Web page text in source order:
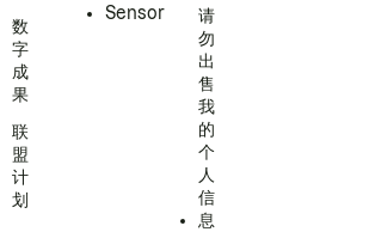
数
字
成
果
联
盟
计
划
Sensor
请
勿
出
售
我
的
个
人
信
息